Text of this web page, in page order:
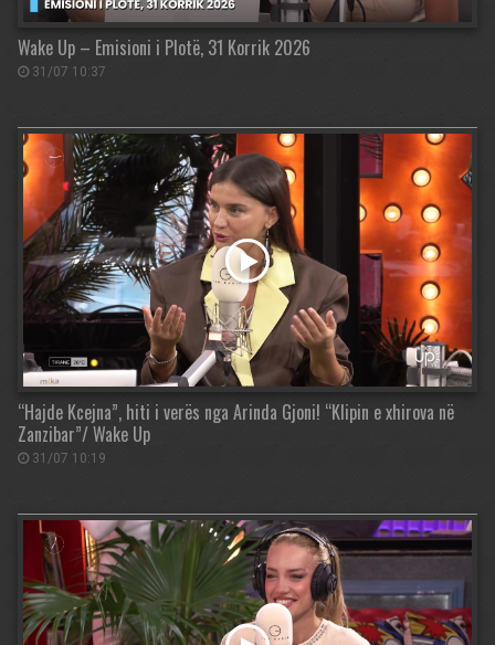
Wake Up – Emisioni i Plotë, 31 Korrik 2026
31/07 10:37
“Hajde Kcejna”, hiti i verës nga Arinda Gjoni! “Klipin e xhirova në
Zanzibar”/ Wake Up
31/07 10:19